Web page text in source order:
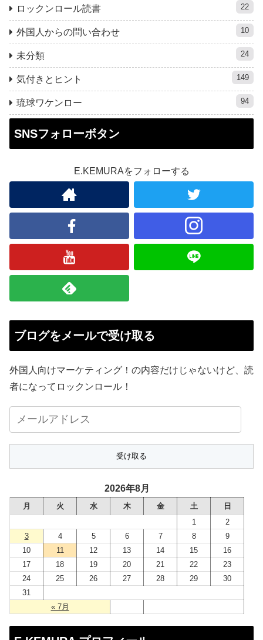
ロックンロール読書 22
外国人からの問い合わせ 10
未分類 24
気付きとヒント 149
琉球ワケンロー 94
SNSフォローボタン
E.KEMURAをフォローする
ブログをメールで受け取る
外国人向けマーケティング！の内容だけじゃないけど、読
者になってロックンロール！
ー
ル
レ
ス
2026年8月
月 火 水 木 金 土 日
« 7月
1
2
3
4 5 6 7 8
9
10
11 12 13 14 15
16
17
18 19 20 21 22
23
24
25 26 27 28 29
30
31